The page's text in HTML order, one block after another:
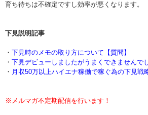
育ち待ちは不確定ですし効率が悪くなります。
下見説明記事
・ 下見時のメモの取り方について【質問】
・ 下見デビューしましたがうまくできませんで
・ 月収50万以上ハイエナ稼働で稼ぐ為の下見戦
※メルマガ不定期配信を行います！